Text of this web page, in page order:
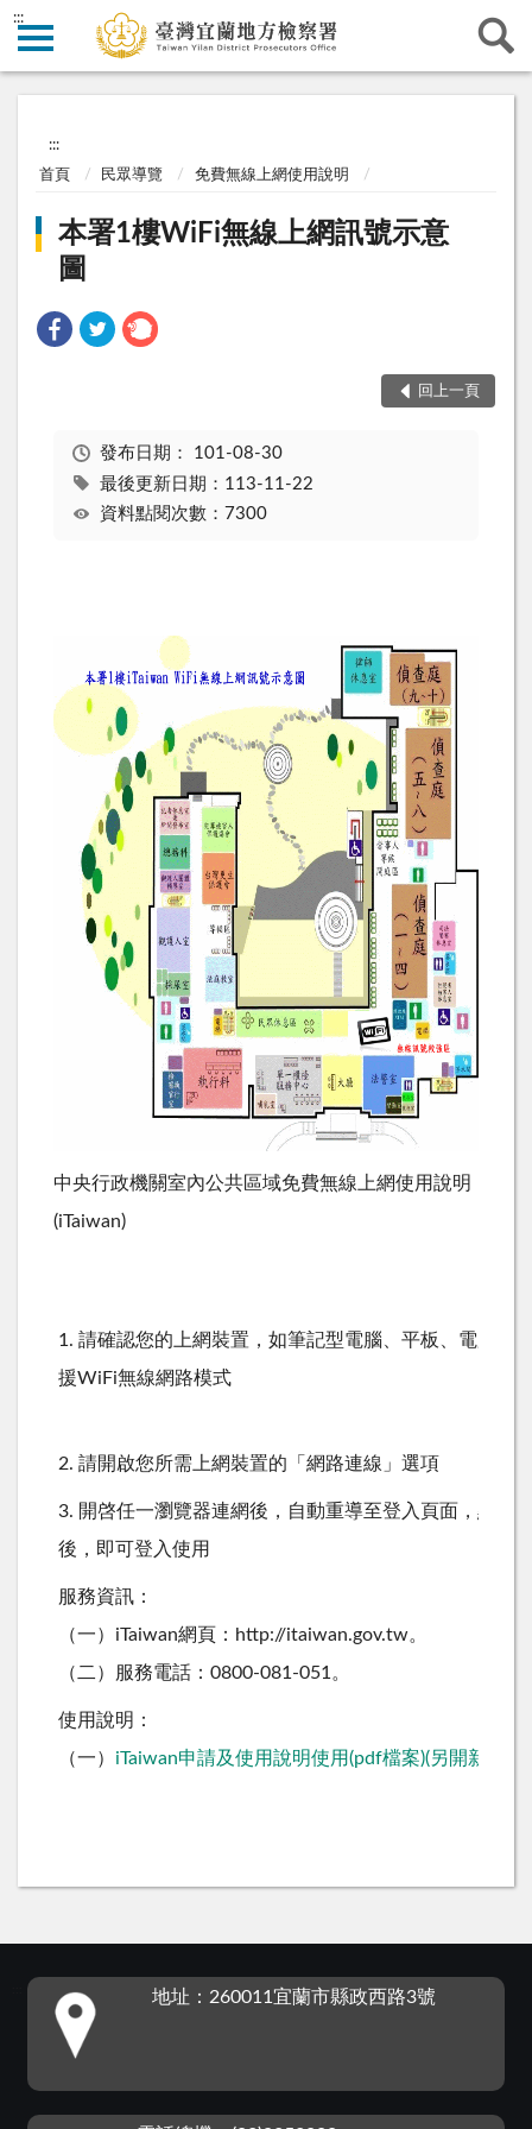
:::
:::
首頁 民眾導覽 免費無線上網使用說明
本署1樓WiFi無線上網訊號示意
圖
回上一頁
發布日期： 101-08-30
最後更新日期：113-11-22
資料點閱次數：7300
中央行政機關室內公共區域免費無線上網使用說明
(iTaiwan)
1. 請確認您的上網裝置，如筆記型電腦、平板、電腦、
援WiFi無線網路模式
2. 請開啟您所需上網裝置的「網路連線」選項
3. 開啓任一瀏覽器連網後，自動重導至登入頁面，點選(
後，即可登入使用
服務資訊：
（一）iTaiwan網頁：http://itaiwan.gov.tw。
（二）服務電話：0800-081-051。
使用說明：
（一） iTaiwan申請及使用說明使用(pdf檔案)(另開新視窗
地址：260011宜蘭市縣政西路3號